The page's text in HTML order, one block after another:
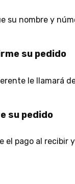
su nombre y
su pedido
le llamará
su pedido
el pago al recibir